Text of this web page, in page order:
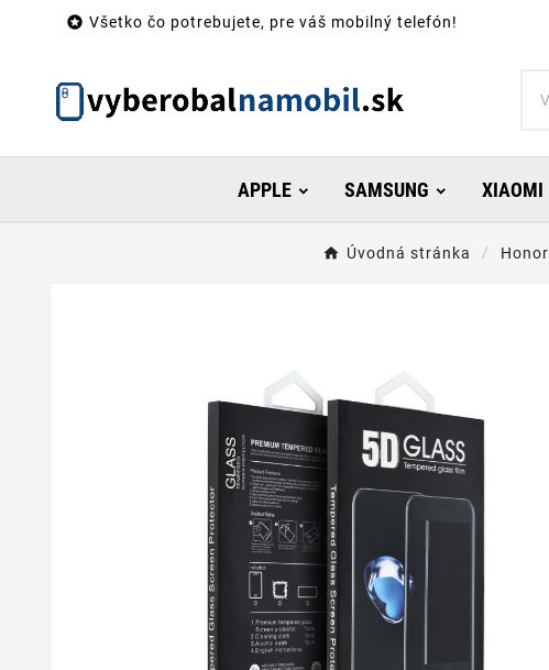
 Všetko čo potrebujete, pre váš mobilný telefón!
APPLE SAMSUNG XIAOMI
Úvodná stránka Honor